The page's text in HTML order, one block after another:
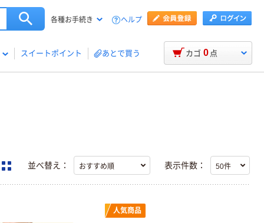
各種お手続き ヘルプ
スイートポイント あとで買う カゴ 0 点
並べ替え： 表示件数：
人気商品